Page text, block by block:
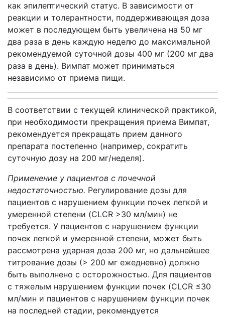
как эпилептический статус. В зависимости от
реакции и толерантности, поддерживающая доза
может в последующем быть увеличена на 50 мг
два раза в день каждую неделю до максимальной
рекомендуемой суточной дозы 400 мг (200 мг два
раза в день). Вимпат может приниматься
независимо от приема пищи.
В соответствии с текущей клинической практикой,
при необходимости прекращения приема Вимпат,
рекомендуется прекращать прием данного
препарата постепенно (например, сократить
суточную дозу на 200 мг/неделя).
Применение у пациентов с почечной
недостаточностью. Регулирование дозы для
пациентов с нарушением функции почек легкой и
умеренной степени (CLCR >30 мл/мин) не
требуется. У пациентов с нарушением функции
почек легкой и умеренной степени, может быть
рассмотрена ударная доза 200 мг, но дальнейшее
титрование дозы (> 200 мг ежедневно) должно
быть выполнено с осторожностью. Для пациентов
с тяжелым нарушением функции почек (CLCR ≤30
мл/мин и пациентов с нарушением функции почек
на последней стадии, рекомендуется